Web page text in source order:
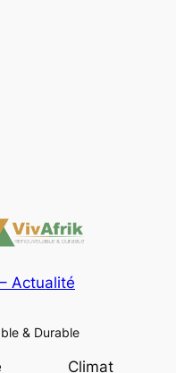
Actualité
& Durable
Climat